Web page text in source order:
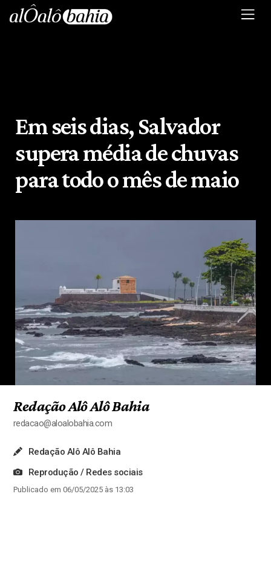
Em seis dias, Salvador
supera média de chuvas
para todo o mês de maio
Redação Alô Alô Bahia
redacao@aloalobahia.com
Redação Alô Alô Bahia
Reprodução / Redes sociais
Publicado em 06/05/2025 às 13:03